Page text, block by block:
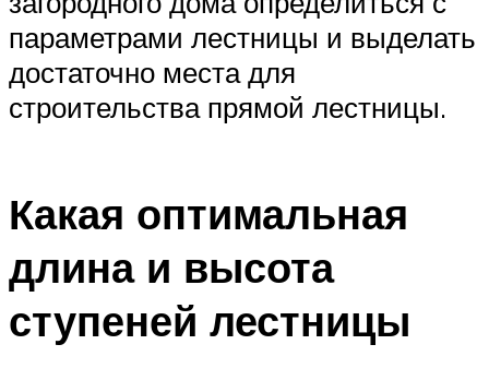
параметрами лестницы и выделать
достаточно места для
строительства прямой лестницы.
Какая оптимальная
длина и высота
ступеней лестницы